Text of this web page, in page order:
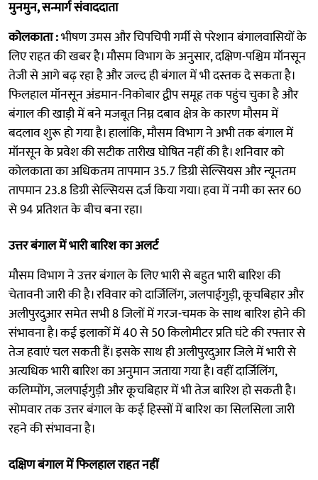
मुनमुन, सन्मार्ग संवाददाता
कोलकाता :भीषण उमस और चिपचिपी गर्मी से परेशान बंगालवासियों के
लिए राहत की खबर है। मौसम विभाग के अनुसार, दक्षिण-पश्चिम मॉनसून
तेजी से आगे बढ़ रहा है और जल्द ही बंगाल में भी दस्तक दे सकता है।
फिलहाल मॉनसून अंडमान-निकोबार द्वीप समूह तक पहुंच चुका है और
बंगाल की खाड़ी में बने मजबूत निम्न दबाव क्षेत्र के कारण मौसम में
बदलाव शुरू हो गया है। हालांकि, मौसम विभाग ने अभी तक बंगाल में
मॉनसून के प्रवेश की सटीक तारीख घोषित नहीं की है। शनिवार को
कोलकाता का अधिकतम तापमान 35.7 डिग्री सेल्सियस और न्यूनतम
तापमान 23.8 डिग्री सेल्सियस दर्ज किया गया। हवा में नमी का स्तर 60
से 94 प्रतिशत के बीच बना रहा।
उत्तर बंगाल में भारी बारिश का अलर्ट
मौसम विभाग ने उत्तर बंगाल के लिए भारी से बहुत भारी बारिश की
चेतावनी जारी की है। रविवार को दार्जिलिंग, जलपाईगुड़ी, कूचबिहार और
अलीपुरदुआर समेत सभी 8 जिलों में गरज-चमक के साथ बारिश होने की
संभावना है। कई इलाकों में 40 से 50 किलोमीटर प्रति घंटे की रफ्तार से
तेज हवाएं चल सकती हैं। इसके साथ ही अलीपुरदुआर जिले में भारी से
अत्यधिक भारी बारिश का अनुमान जताया गया है। वहीं दार्जिलिंग,
कलिम्पोंग, जलपाईगुड़ी और कूचबिहार में भी तेज बारिश हो सकती है।
सोमवार तक उत्तर बंगाल के कई हिस्सों में बारिश का सिलसिला जारी
रहने की संभावना है।
दक्षिण बंगाल में फिलहाल राहत नहीं